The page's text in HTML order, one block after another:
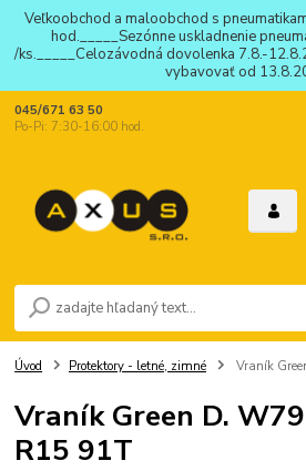
Veľkoobchod a maloobchod s
hod._____Sezónne uskladnenie
/ks._____Celozávodná dovolenka 7.8.-
vybavovať od
045/671 63 50
Po-Pi: 7:30-16:00 hod.
Úvod Protektory - letné, zimné Vraník
Vraník Green D.
R15 91T